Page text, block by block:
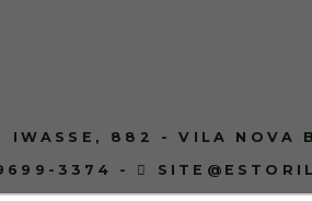
IWASSE, 882 - VILA NOVA
3374
-